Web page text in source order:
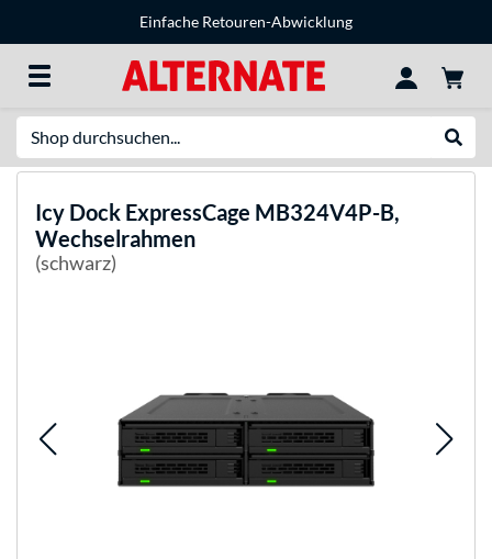
Einfache Retouren-Abwicklung
Icy Dock ExpressCage MB324V4P-B,
Wechselrahmen
(schwarz)